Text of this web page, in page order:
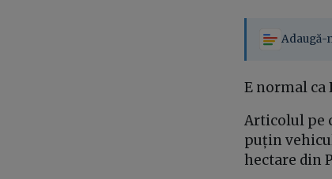
Adaugă-
E normal ca
Articolul pe
puțin
hectare din